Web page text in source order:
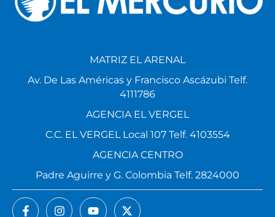
MATRIZ EL ARENAL
Av. De Las Américas y Francisco Ascázubi Telf.
4111786
AGENCIA EL VERGEL
C.C. EL VERGEL Local 107 Telf. 4103554
AGENCIA CENTRO
Padre Aguirre y G. Colombia Telf. 2824000